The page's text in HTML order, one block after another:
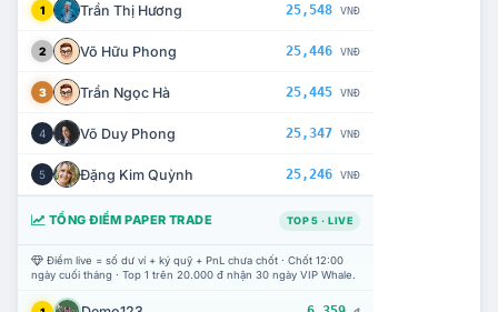
1 Trần Thị Hương 25,548 VNĐ
2 Võ Hữu Phong 25,446 VNĐ
3 Trần Ngọc Hà 25,445 VNĐ
4 Võ Duy Phong 25,347 VNĐ
5 Đặng Kim Quỳnh 25,246 VNĐ
TỔNG ĐIỂM PAPER TRADE TOP 5 · LIVE
Điểm live = số dư ví + ký quỹ + PnL chưa chốt · Chốt 12:00
ngày cuối tháng · Top 1 trên 20.000 đ nhận 30 ngày VIP Whale.